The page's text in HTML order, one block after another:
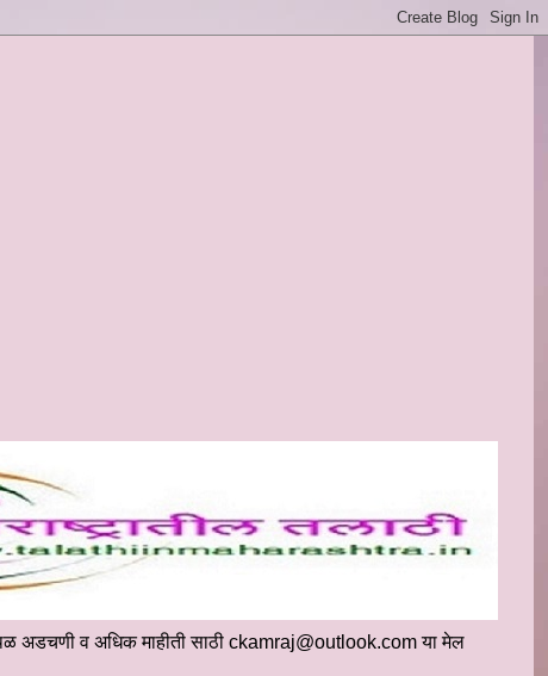
अडचणी व अधिक माहीती साठी ckamraj@outlook.com या मेल